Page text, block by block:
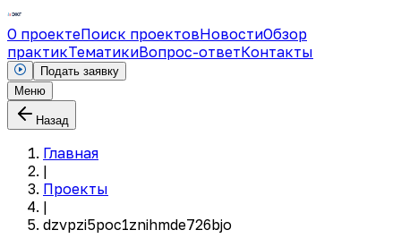
О проектеПоиск проектовНовостиОбзор
практикТематикиВопрос-ответКонтакты
Подать заявку
Меню
Назад
Главная
|
Проекты
|
dzvpzi5poc1znihmde726bjo